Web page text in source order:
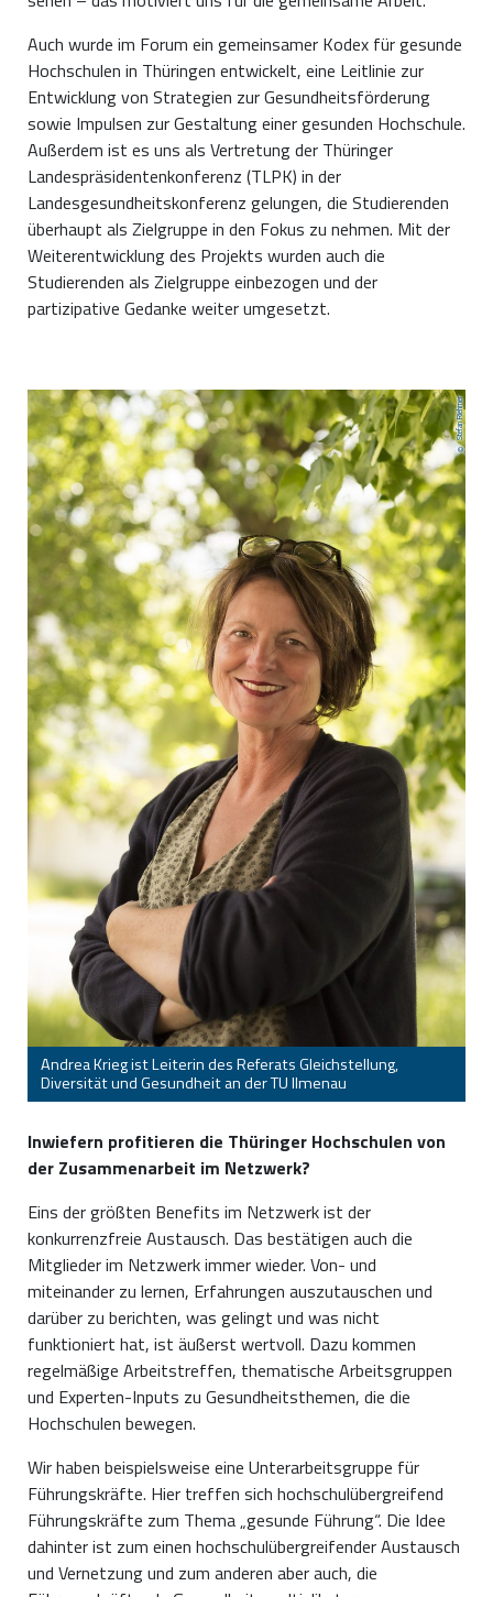
Auch wurde im Forum ein gemeinsamer Kodex für gesunde
Hochschulen in Thüringen entwickelt, eine Leitlinie zur
Entwicklung von Strategien zur Gesundheitsförderung
sowie Impulsen zur Gestaltung einer gesunden Hochschule.
Außerdem ist es uns als Vertretung der Thüringer
Landespräsidentenkonferenz (TLPK) in der
Landesgesundheitskonferenz gelungen, die Studierenden
überhaupt als Zielgruppe in den Fokus zu nehmen. Mit der
Weiterentwicklung des Projekts wurden auch die
Studierenden als Zielgruppe einbezogen und der
partizipative Gedanke weiter umgesetzt.
Andrea Krieg ist Leiterin des Referats Gleichstellung,
Diversität und Gesundheit an der TU Ilmenau
Stefan Riehmer
Inwiefern profitieren die Thüringer Hochschulen von
der Zusammenarbeit im Netzwerk?
Eins der größten Benefits im Netzwerk ist der
konkurrenzfreie Austausch. Das bestätigen auch die
Mitglieder im Netzwerk immer wieder. Von- und
miteinander zu lernen, Erfahrungen auszutauschen und
darüber zu berichten, was gelingt und was nicht
funktioniert hat, ist äußerst wertvoll. Dazu kommen
regelmäßige Arbeitstreffen, thematische Arbeitsgruppen
und Experten-Inputs zu Gesundheitsthemen, die die
Hochschulen bewegen.
Wir haben beispielsweise eine Unterarbeitsgruppe für
Führungskräfte. Hier treffen sich hochschulübergreifend
Führungskräfte zum Thema „gesunde Führung“. Die Idee
dahinter ist zum einen hochschulübergreifender Austausch
und Vernetzung und zum anderen aber auch, die